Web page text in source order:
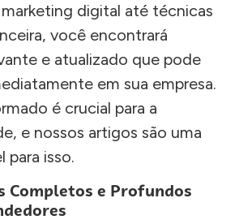
digital até técnicas
você encontrará
e atualizado que pode
em sua empresa.
é crucial para a
e nossos artigos são uma
isso.
Completos e Profundos